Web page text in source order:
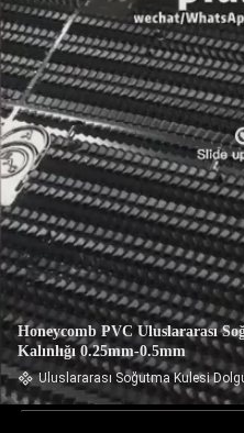
Honeycomb PVC Uluslararası
Kalınlığı 0.25mm-0.5mm
Uluslararası Soğutma Kulesi